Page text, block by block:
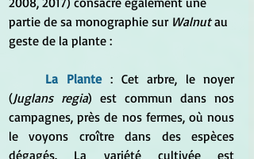
partie de sa monographie sur Walnut au
geste de la plante :
	La Plante
: Cet arbre, le noyer
(Juglans regia) est commun dans nos
campagnes, près de nos fermes, où nous
le voyons croître dans des espèces
dégagés. La variété cultivée est